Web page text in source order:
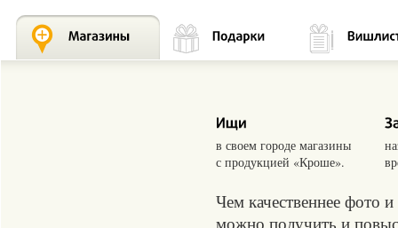
в своем городе магазины
с продукцией «Кроше».
Чем качественнее фото
можно получить и